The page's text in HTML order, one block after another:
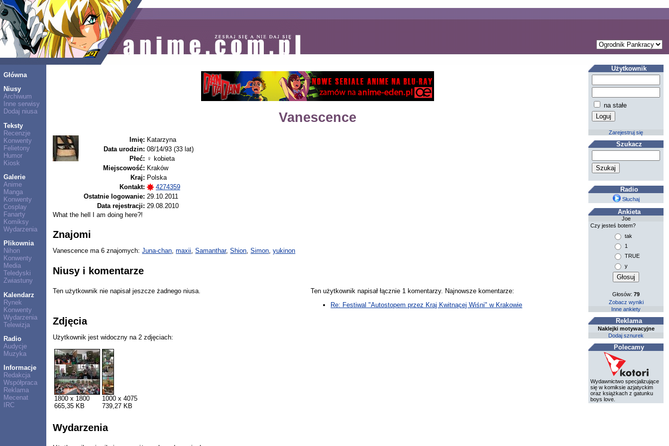
Główna
Niusy
Archiwum
Inne serwisy
Dodaj niusa
Teksty
Recenzje
Konwenty
Felietony
Humor
Kiosk
Galerie
Anime
Manga
Konwenty
Cosplay
Fanarty
Komiksy
Wydarzenia
Plikownia
Nihon
Konwenty
Media
Teledyski
Zwiastuny
Kalendarz
Rynek
Konwenty
Wydarzenia
Telewizja
Radio
Audycje
Muzyka
Informacje
Redakcja
Współpraca
Reklama
Mecenat
IRC
Vanescence
Imię: Katarzyna
Data urodzin: 08/14/93 (33 lat)
Płeć: ♀ kobieta
Miejscowość: Kraków
Kraj: Polska
Kontakt:
4274359
Ostatnie logowanie: 29.10.2011
Data rejestracji: 29.08.2010
What the hell I am doing here?!
Znajomi
Vanescence ma 6 znajomych:Juna-chan,maxii,Samanthar,Shion,Simon,yukinon
Niusy i komentarze
Ten użytkownik nie napisał jeszcze żadnego niusa.
Ten użytkownik napisał łącznie 1 komentarzy. Najnowsze komentarze:
Re: Festiwal "Autostopem przez Kraj Kwitnącej Wiśni" w Krakowie
Zdjęcia
Użytkownik jest widoczny na 2 zdjęciach:
1800 x 1800
665,35 KB
1000 x 4075
739,27 KB
Wydarzenia
Użytkownik
na stałe
Zarejestruj się
Szukacz
Radio
Słuchaj
Ankieta
Joe
Czy jesteś botem?
tak
1
TRUE
y
Głosów:79
Zobacz wyniki
Inne ankiety
Reklama
Naklejki motywacyjne
Dodaj sznurek
Polecamy
Wydawnictwo specjalizujące
się w komiksie azjatyckim
oraz książkach z gatunku
boys love.